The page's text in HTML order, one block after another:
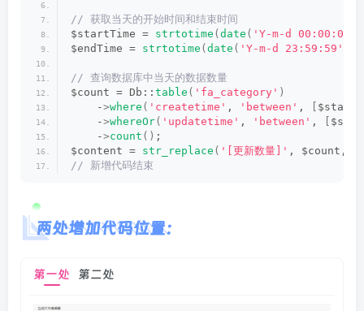
// 获取当天的开始时间和结束时间
$startTime = strtotime ( date ( 'Y-m-d 00:00:00'
$endTime = strtotime ( date ( 'Y-m-d 23:59:59'
// 查询数据库中当天的数据数量
$count = Db:: table ( 'fa_category' )
    -
>where ( 'createtime' , 'between' ,
    -
>whereOr( 'updatetime' , 'between' ,
    -
>count () ;
$content = str_replace ( '[更新数量]' , $count,
// 新增代码结束
两处增加代码位置：
第一处 第二处